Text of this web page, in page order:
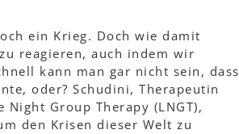
ein Krieg. Doch wie damit
reagieren, auch indem wir
kann man gar nicht sein, dass
oder? Schudini, Therapeutin
Group Therapy (LNGT),
den Krisen dieser Welt zu